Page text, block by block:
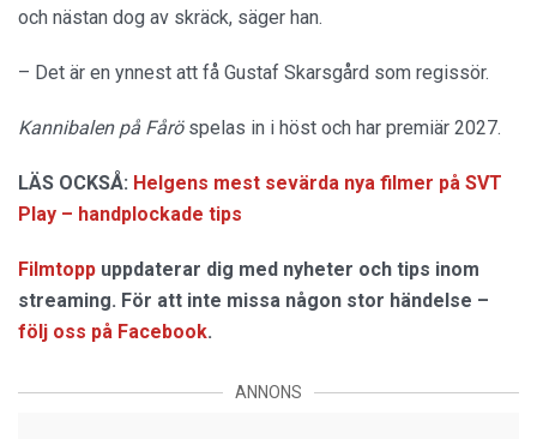
och nästan dog av skräck, säger han.
– Det är en ynnest att få Gustaf Skarsgård som regissör.
Kannibalen på Fårö spelas in i höst och har premiär 2027.
LÄS OCKSÅ: Helgens mest sevärda nya filmer på SVT
Play – handplockade tips
Filmtopp uppdaterar dig med nyheter och tips inom
streaming. För att inte missa någon stor händelse –
följ oss på Facebook.
ANNONS